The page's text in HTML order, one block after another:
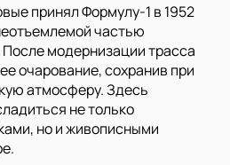
принял Формулу-1 в 1952
частью
модернизации трасса
очарование, сохранив при
атмосферу. Здесь
не только
но и живописными